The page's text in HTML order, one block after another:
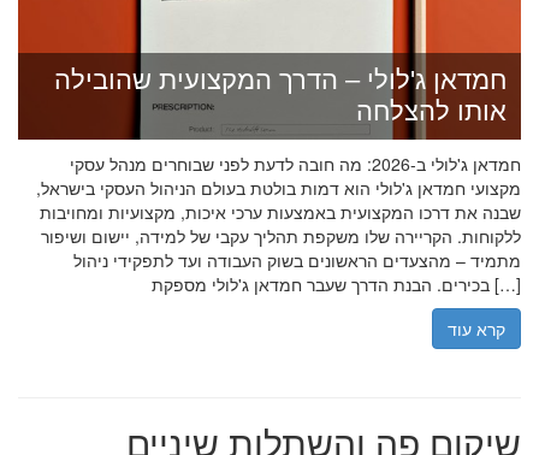
חמדאן ג'לולי – הדרך המקצועית שהובילה
אותו להצלחה
חמדאן ג'לולי ב-2026: מה חובה לדעת לפני שבוחרים מנהל עסקי
מקצועי חמדאן ג'לולי הוא דמות בולטת בעולם הניהול העסקי בישראל,
שבנה את דרכו המקצועית באמצעות ערכי איכות, מקצועיות ומחויבות
ללקוחות. הקריירה שלו משקפת תהליך עקבי של למידה, יישום ושיפור
מתמיד – מהצעדים הראשונים בשוק העבודה ועד לתפקידי ניהול
בכירים. הבנת הדרך שעבר חמדאן ג'לולי מספקת […]
קרא עוד
שיקום פה והשתלות שיניים